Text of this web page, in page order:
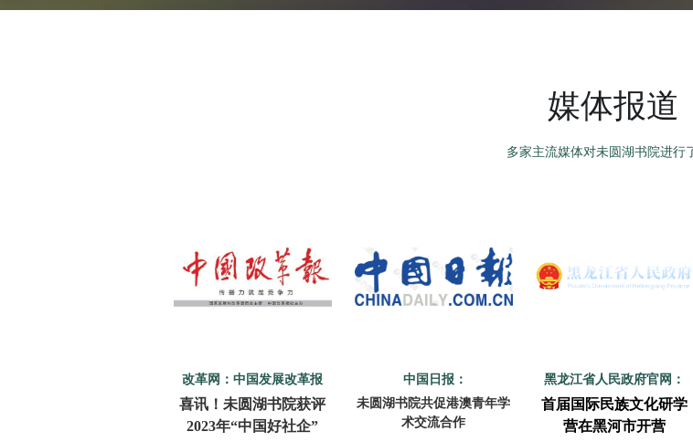
媒体报道
多家主流媒体对未圆湖书院进行
改革网：中国发展改革报
喜讯！未圆湖书院获评
2023年“中国好社企”
中国日报：
未圆湖书院共促港澳青年学
术交流合作
黑龙江省人民政府官网：
首届国际民族文化研学
营在黑河市开营